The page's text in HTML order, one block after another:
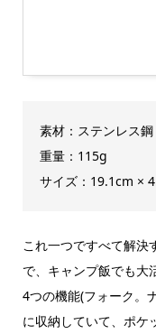
素材：ステンレス鋼
重量：115g
サイズ：19.1cm ×
これ一つですべて解決
で、キャンプ飯でも大
4つの機能(フォーク。
に収納していて、ポケ